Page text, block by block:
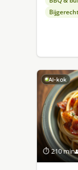
AI-kok
⏱ 210 min